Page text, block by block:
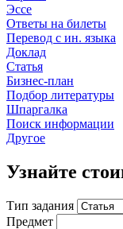
Эссе
Ответы на билеты
Перевод с ин. языка
Доклад
Статья
Бизнес-план
Подбор литературы
Шпаргалка
Поиск информации
Другое
Узнайте
Тип задания
Предмет